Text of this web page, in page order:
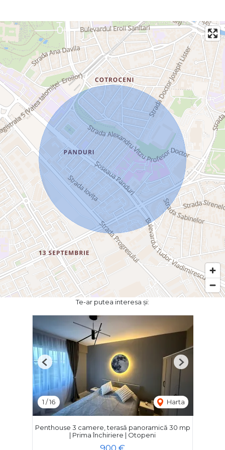
Te-ar putea interesa și:
1 /16 Harta
Previous Next
Penthouse 3 camere, terasă panoramică 30 mp
| Prima închiriere | Otopeni